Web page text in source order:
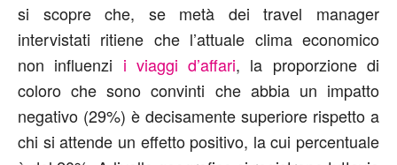
si scopre che, se metà dei travel manager
intervistati ritiene che l’attuale clima economico
non influenzi i viaggi d’affari, la proporzione di
coloro che sono convinti che abbia un impatto
negativo (29%) è decisamente superiore rispetto a
chi si attende un effetto positivo, la cui percentuale